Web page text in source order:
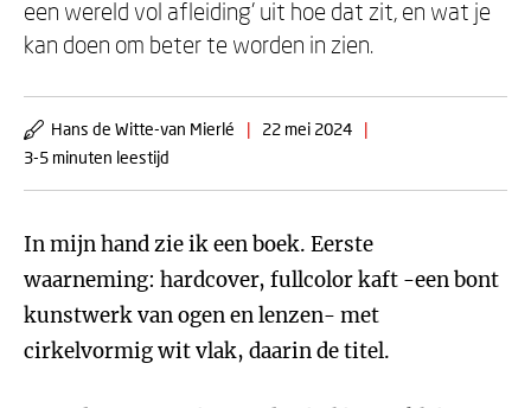
een wereld vol afleiding’ uit hoe dat zit, en wat je
kan doen om beter te worden in zien.
Hans de Witte-van Mierlé | 22 mei 2024
|
3-5 minuten leestijd
In mijn hand zie ik een boek. Eerste
waarneming: hardcover, fullcolor kaft -een bont
kunstwerk van ogen en lenzen- met
cirkelvormig wit vlak, daarin de titel.